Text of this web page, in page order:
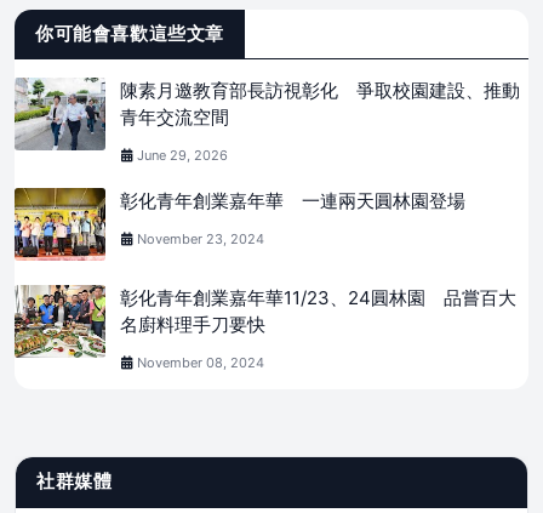
你可能會喜歡這些文章
陳素月邀教育部長訪視彰化 爭取校園建設、推動
青年交流空間
June 29, 2026
彰化青年創業嘉年華 一連兩天圓林園登場
November 23, 2024
彰化青年創業嘉年華11/23、24圓林園 品嘗百大
名廚料理手刀要快
November 08, 2024
社群媒體